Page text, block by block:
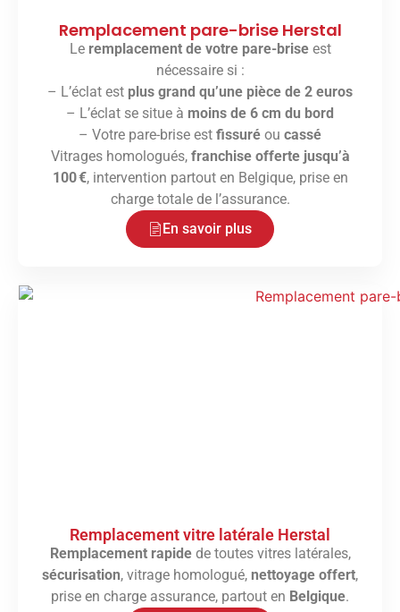
Remplacement pare-brise Herstal
Le remplacement de votre pare-briseest
nécessaire si :
– L’éclat est plus grand qu’une pièce de 2 euros
– L’éclat se situe à moins de 6 cm du bord
– Votre pare-brise est fissuré ou cassé
Vitrages homologués, franchise offerte jusqu’à
100 €, intervention partout en Belgique, prise en
charge totale de l’assurance.
En savoir plus
Remplacement vitre latérale Herstal
Remplacement rapidede toutes vitres latérales,
sécurisation, vitrage homologué, nettoyage offert,
prise en charge assurance, partout en Belgique.